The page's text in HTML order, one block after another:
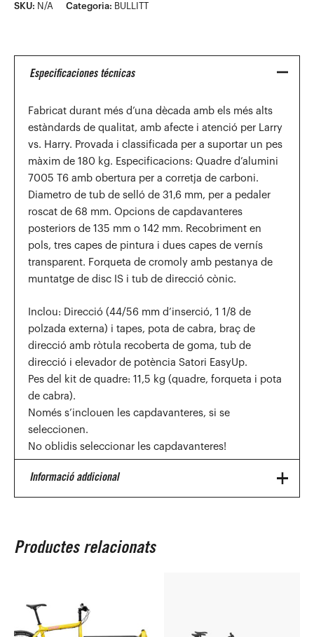
SKU: N/A Categoria: BULLITT
Especificaciones técnicas
Fabricat durant més d’una dècada amb els més alts
estàndards de qualitat, amb afecte i atenció per Larry
vs. Harry. Provada i classificada per a suportar un pes
màxim de 180 kg. Especificacions: Quadre d’alumini
7005 T6 amb obertura per a corretja de carboni.
Diametro de tub de selló de 31,6 mm, per a pedaler
roscat de 68 mm. Opcions de capdavanteres
posteriors de 135 mm o 142 mm. Recobriment en
pols, tres capes de pintura i dues capes de vernís
transparent. Forqueta de cromoly amb pestanya de
muntatge de disc IS i tub de direcció cònic.
Inclou: Direcció (44/56 mm d’inserció, 1 1/8 de
polzada externa) i tapes, pota de cabra, braç de
direcció amb ròtula recoberta de goma, tub de
direcció i elevador de potència Satori EasyUp.
Pes del kit de quadre: 11,5 kg (quadre, forqueta i pota
de cabra).
Només s’inclouen les capdavanteres, si se
seleccionen.
No oblidis seleccionar les capdavanteres!
Informació addicional
Oscuro), Clockwork
Productes relacionats